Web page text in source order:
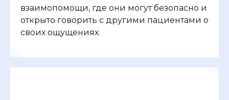
взаимопомощи, где они могут безопасно и
открыто говорить с другими пациентами о
своих ощущениях.